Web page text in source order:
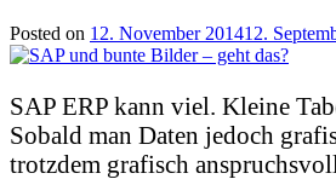
Posted on 12. November 201412.
SAP ERP kann viel. Kleine
Sobald man Daten jedoch
trotzdem grafisch